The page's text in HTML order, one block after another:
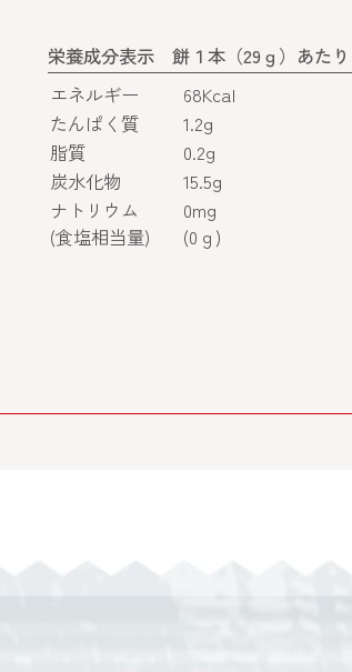
栄養成分表示 餅１本（29ｇ）あたり
エネルギー
68Kcal
たんぱく質
1.2g
脂質
0.2g
炭水化物
15.5g
ナトリウム
(食塩相当量)
0mg
(0ｇ)